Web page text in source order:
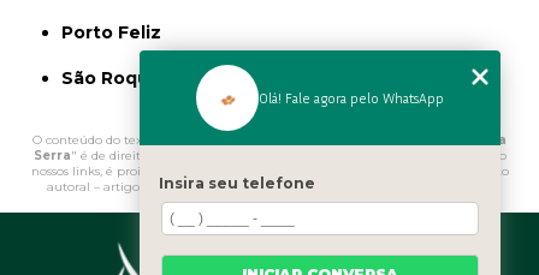
Porto Feliz
São Roque
O conteúdo do texto "
Onde Comprar Fontes para Jardim Rio Grande da
Serra" é de direito reservado. Sua reprodução, parcial ou total, mesmo citando
nossos links, é proibida sem a autorização do autor. Crime de violação de direito
autoral – artigo 184 do Código Penal –Lei 9610/98 - Lei de direitos autorais
Olá! Fale agora pelo WhatsApp
Insira seu telefone